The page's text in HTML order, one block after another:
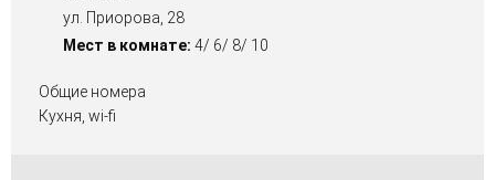
ул. Приорова, 28
Мест в комнате: 4/ 6/ 8/ 10
Общие номера
Кухня, wi-fi